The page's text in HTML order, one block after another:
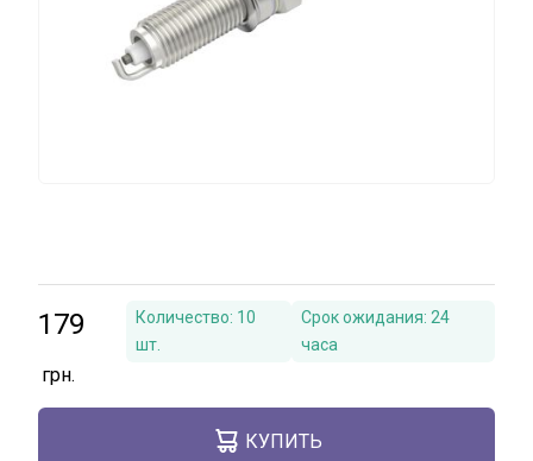
179 Количество: 10
шт.
Срок ожидания: 24
часа
КУПИТЬ